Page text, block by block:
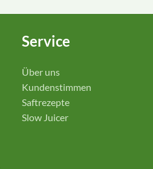
Service
Über uns
Kundenstimmen
Saftrezepte
Slow Juicer